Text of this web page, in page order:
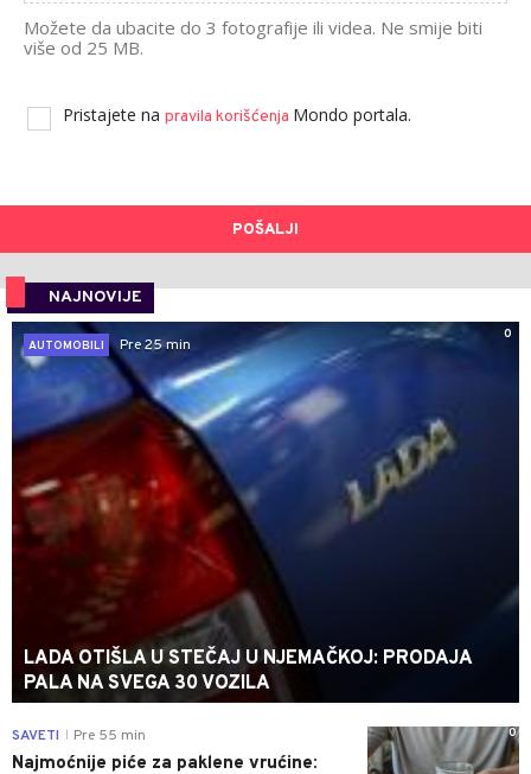
Možete da ubacite do 3 fotografije ili videa. Ne smije biti
više od 25 MB.
Pristajete na pravila korišćenja Mondo portala.
POŠALJI
NAJNOVIJE
0
AUTOMOBILI
Pre 25 min
LADA OTIŠLA U STEČAJ U NJEMAČKOJ: PRODAJA
PALA NA SVEGA 30 VOZILA
0
SAVETI Pre 55 min
Najmoćnije piće za paklene vrućine: